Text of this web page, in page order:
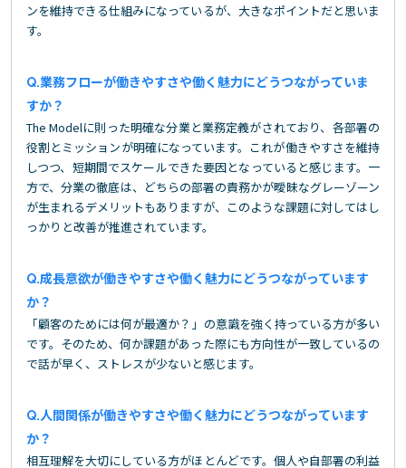
ンを維持できる仕組みになっているが、大きなポイントだと思いま
す。
業務フローが働きやすさや働く魅力にどうつながっていま
すか？
The Modelに則った明確な分業と業務定義がされており、各部署の
役割とミッションが明確になっています。これが働きやすさを維持
しつつ、短期間でスケールできた要因となっていると感じます。一
方で、分業の徹底は、どちらの部署の責務かが曖昧なグレーゾーン
が生まれるデメリットもありますが、このような課題に対してはし
っかりと改善が推進されています。
成長意欲が働きやすさや働く魅力にどうつながっています
か？
「顧客のためには何が最適か？」の意識を強く持っている方が多い
です。そのため、何か課題があった際にも方向性が一致しているの
で話が早く、ストレスが少ないと感じます。
人間関係が働きやすさや働く魅力にどうつながっています
か？
相互理解を大切にしている方がほとんどです。個人や自部署の利益